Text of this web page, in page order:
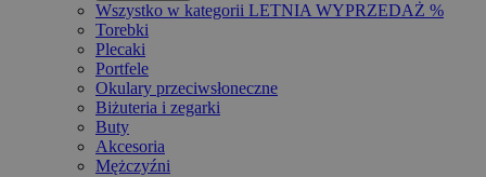
Wszystko w kategorii LETNIA WYPRZEDAŻ %
Torebki
Plecaki
Portfele
Okulary przeciwsłoneczne
Biżuteria i zegarki
Buty
Akcesoria
Mężczyźni